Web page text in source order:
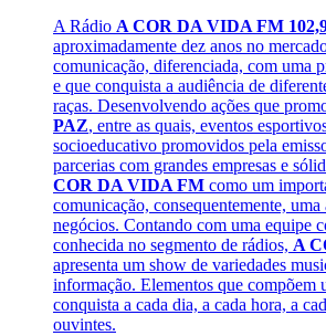
A Rádio A COR DA VIDA FM
aproximadamente dez anos no
comunicação, diferenciada, com uma
e que conquista a audiência de
raças. Desenvolvendo ações que
PAZ, entre as quais, eventos
socioeducativo promovidos pela
parcerias com grandes empresas e
COR DA VIDA FM como um
comunicação, consequentemente,
negócios. Contando com uma equipe
conhecida no segmento de rádios, A
apresenta um show de variedades
informação. Elementos que compõem
conquista a cada dia, a cada hora, a
ouvintes.